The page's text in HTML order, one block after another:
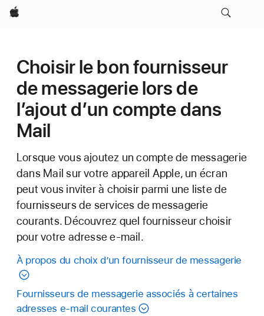
Apple
Choisir le bon fournisseur
de messagerie lors de
l’ajout d’un compte dans
Mail
Lorsque vous ajoutez un compte de messagerie
dans Mail sur votre appareil Apple, un écran
peut vous inviter à choisir parmi une liste de
fournisseurs de services de messagerie
courants. Découvrez quel fournisseur choisir
pour votre adresse e-mail.
À propos du choix d’un fournisseur de messagerie
Fournisseurs de messagerie associés à certaines
adresses e-mail courantes